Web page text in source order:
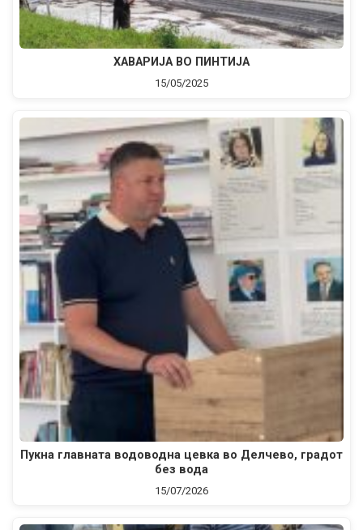
ХАВАРИЈА ВО ПИНТИЈА
15/05/2025
Пукна главната водоводна цевка во Делчево, градот
без вода
15/07/2026